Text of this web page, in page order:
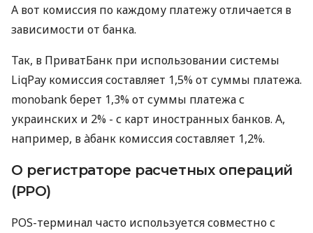
А вот комиссия по каждому платежу отличается в
зависимости от банка.
Так, в ПриватБанк при использовании системы
LiqPay комиссия составляет 1,5% от суммы платежа.
monobank берет 1,3% от суммы платежа с
украинских и 2% - с карт иностранных банков. А,
например, в àбанк комиссия составляет 1,2%.
О регистраторе расчетных операций
(РРО)
POS-терминал часто используется совместно с